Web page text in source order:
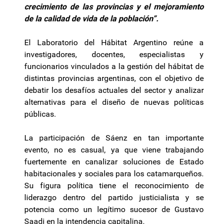
crecimiento de las provincias y el mejoramiento
de la calidad de vida de la población”.
El Laboratorio del Hábitat Argentino reúne a
investigadores, docentes, especialistas y
funcionarios vinculados a la gestión del hábitat de
distintas provincias argentinas, con el objetivo de
debatir los desafíos actuales del sector y analizar
alternativas para el diseño de nuevas políticas
públicas.
La participación de Sáenz en tan importante
evento, no es casual, ya que viene trabajando
fuertemente en canalizar soluciones de Estado
habitacionales y sociales para los catamarqueños.
Su figura política tiene el reconocimiento de
liderazgo dentro del partido justicialista y se
potencia como un legítimo sucesor de Gustavo
Saadi en la intendencia capitalina.